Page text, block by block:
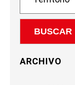
ARCHIVO